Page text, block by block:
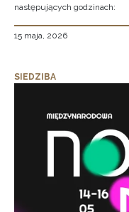
następujących godzinach:
15 maja, 2026
SIEDZIBA